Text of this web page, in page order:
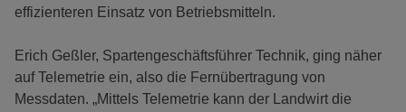
effizienteren Einsatz von Betriebsmitteln.
Erich Geßler, Spartengeschäftsführer Technik, ging näher
auf Telemetrie ein, also die Fernübertragung von
Messdaten. „Mittels Telemetrie kann der Landwirt die